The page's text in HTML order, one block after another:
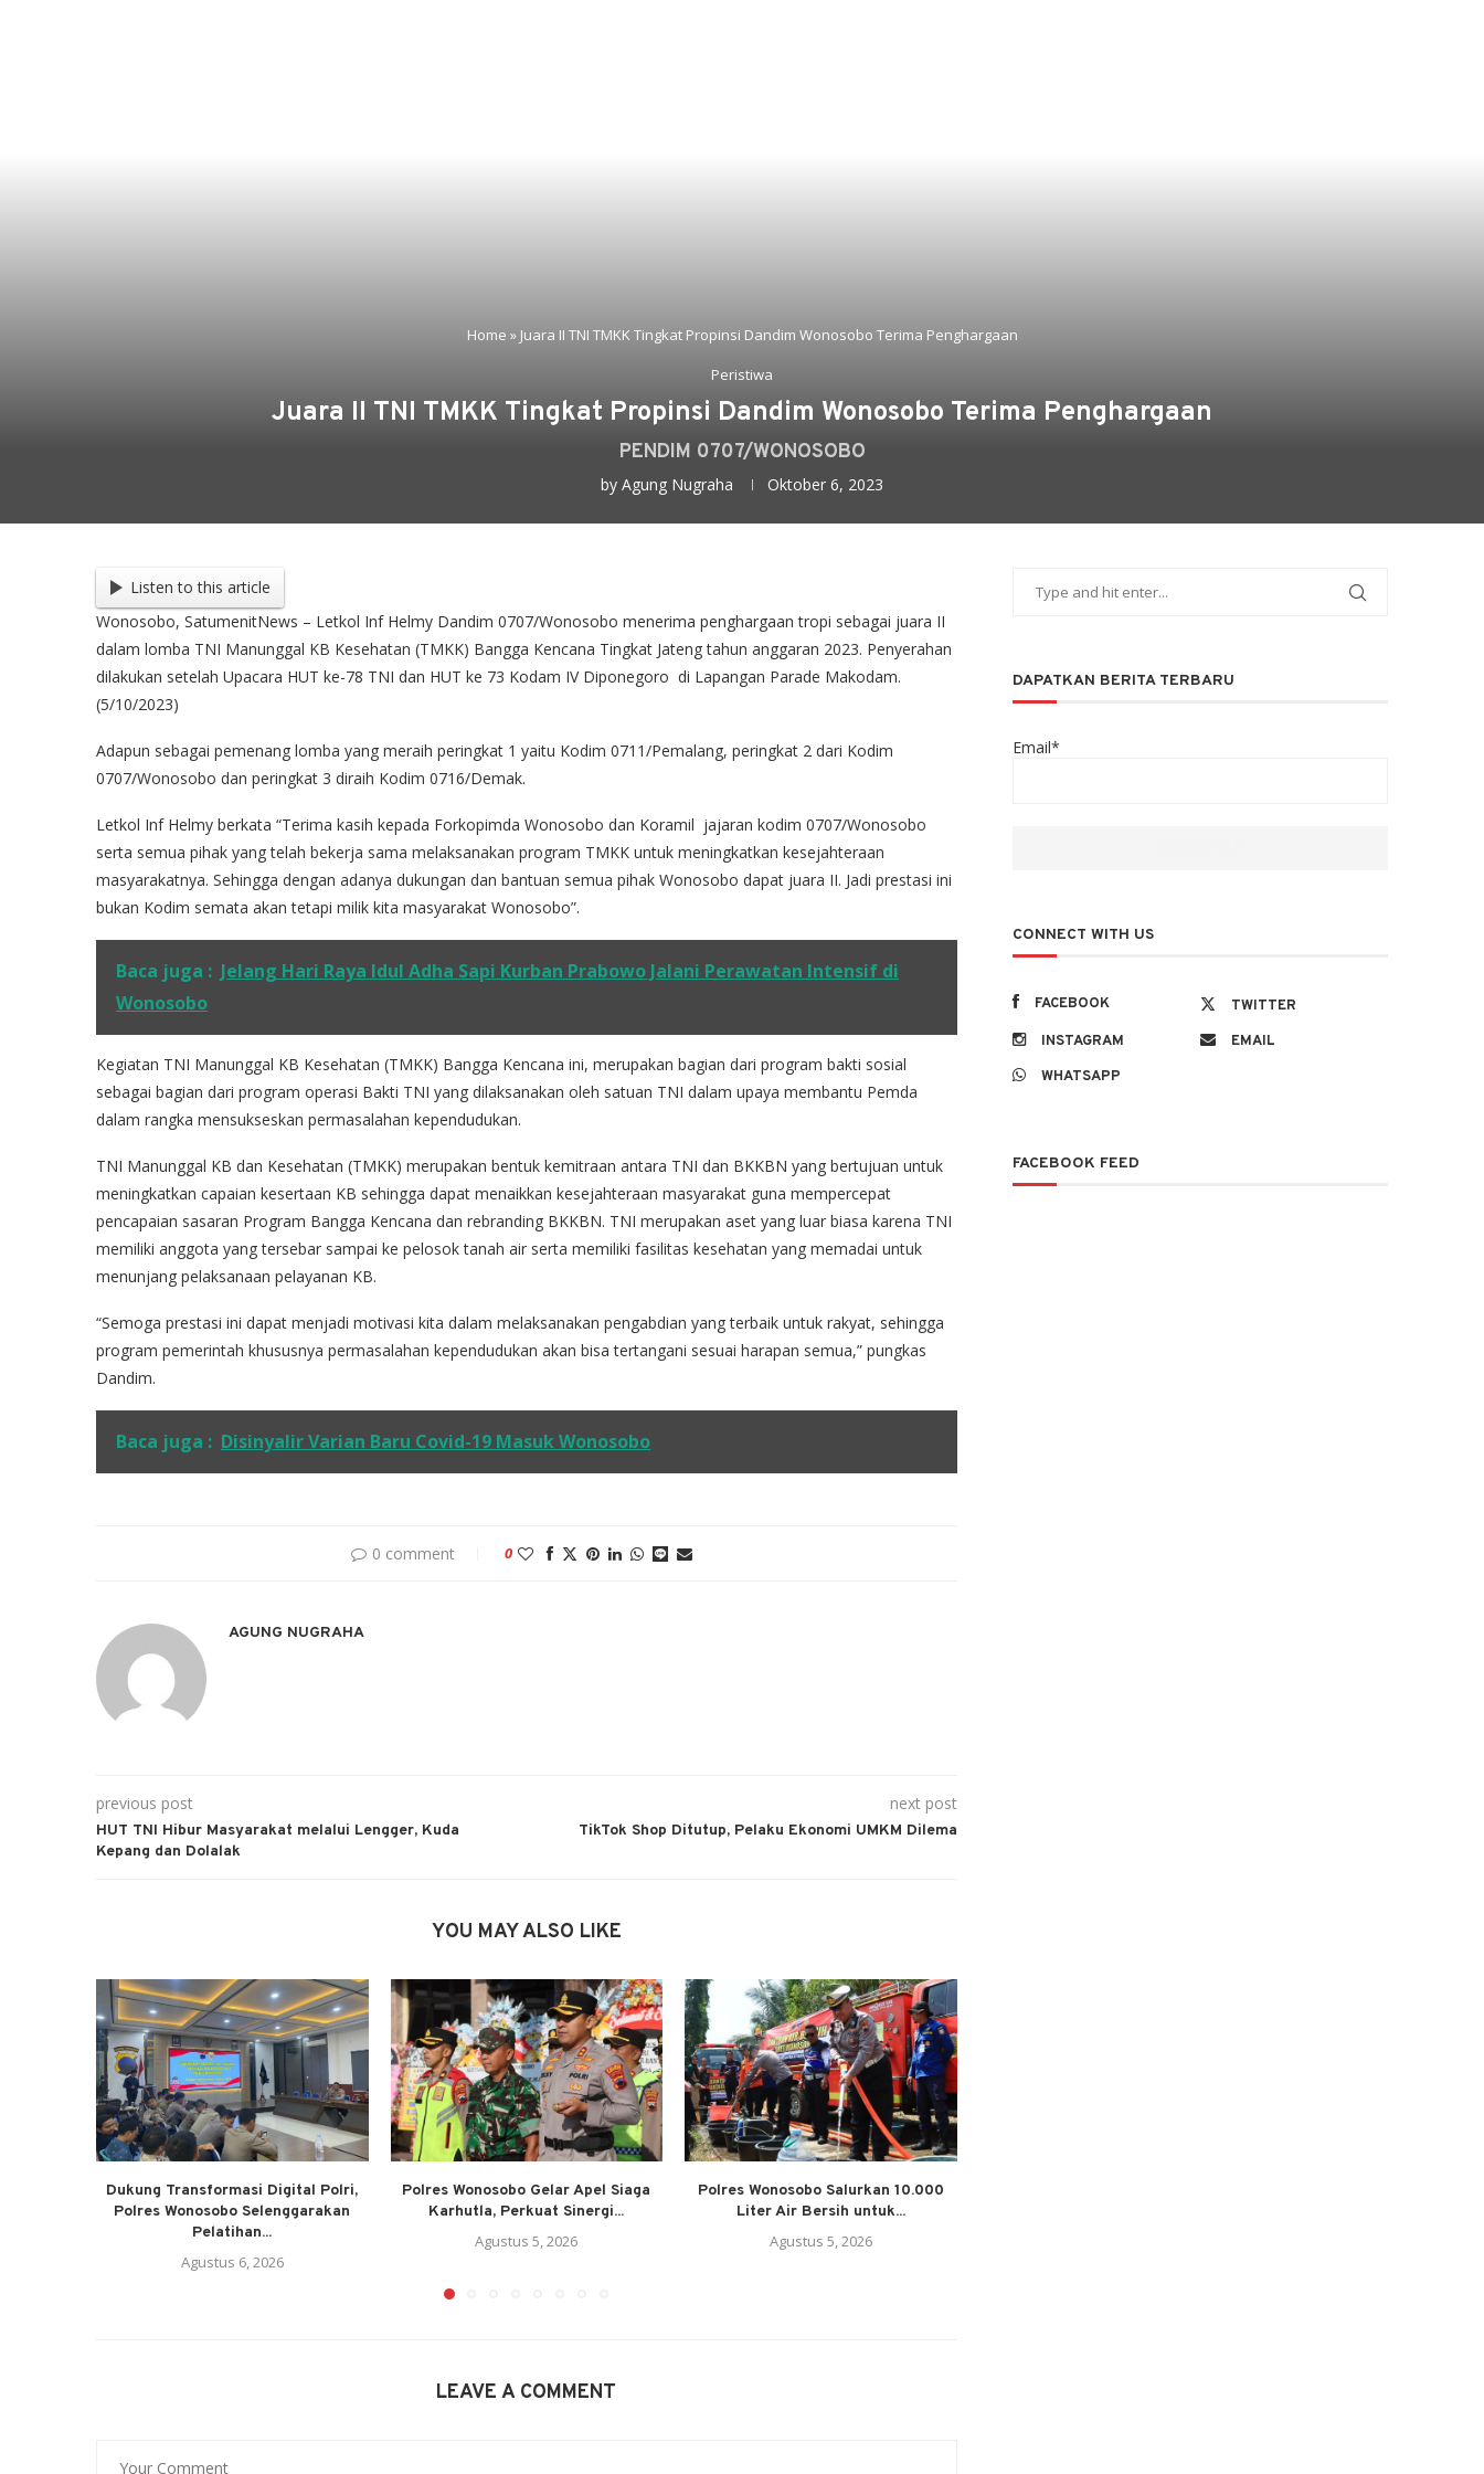
Home » Juara II TNI TMKK Tingkat Propinsi Dandim Wonosobo Terima Penghargaan
Peristiwa
Juara II TNI TMKK Tingkat Propinsi Dandim Wonosobo Terima Penghargaan
PENDIM 0707/WONOSOBO
by Agung Nugraha Oktober 6, 2023
Listen to this article
Wonosobo, SatumenitNews – Letkol Inf Helmy Dandim 0707/Wonosobo menerima penghargaan tropi sebagai juara II
dalam lomba TNI Manunggal KB Kesehatan (TMKK) Bangga Kencana Tingkat Jateng tahun anggaran 2023. Penyerahan
dilakukan setelah Upacara HUT ke-78 TNI dan HUT ke 73 Kodam IV Diponegoro di Lapangan Parade Makodam.
(5/10/2023)
Adapun sebagai pemenang lomba yang meraih peringkat 1 yaitu Kodim 0711/Pemalang, peringkat 2 dari Kodim
0707/Wonosobo dan peringkat 3 diraih Kodim 0716/Demak.
Letkol Inf Helmy berkata “Terima kasih kepada Forkopimda Wonosobo dan Koramil jajaran kodim 0707/Wonosobo
serta semua pihak yang telah bekerja sama melaksanakan program TMKK untuk meningkatkan kesejahteraan
masyarakatnya. Sehingga dengan adanya dukungan dan bantuan semua pihak Wonosobo dapat juara II. Jadi prestasi ini
bukan Kodim semata akan tetapi milik kita masyarakat Wonosobo”.
Baca juga : Jelang Hari Raya Idul Adha Sapi Kurban Prabowo Jalani Perawatan Intensif di
Wonosobo
Kegiatan TNI Manunggal KB Kesehatan (TMKK) Bangga Kencana ini, merupakan bagian dari program bakti sosial
sebagai bagian dari program operasi Bakti TNI yang dilaksanakan oleh satuan TNI dalam upaya membantu Pemda
dalam rangka mensukseskan permasalahan kependudukan.
TNI Manunggal KB dan Kesehatan (TMKK) merupakan bentuk kemitraan antara TNI dan BKKBN yang bertujuan untuk
meningkatkan capaian kesertaan KB sehingga dapat menaikkan kesejahteraan masyarakat guna mempercepat
pencapaian sasaran Program Bangga Kencana dan rebranding BKKBN. TNI merupakan aset yang luar biasa karena TNI
memiliki anggota yang tersebar sampai ke pelosok tanah air serta memiliki fasilitas kesehatan yang memadai untuk
menunjang pelaksanaan pelayanan KB.
“Semoga prestasi ini dapat menjadi motivasi kita dalam melaksanakan pengabdian yang terbaik untuk rakyat, sehingga
program pemerintah khususnya permasalahan kependudukan akan bisa tertangani sesuai harapan semua,” pungkas
Dandim.
Baca juga : Disinyalir Varian Baru Covid-19 Masuk Wonosobo
0 comment 0
AGUNG NUGRAHA
previous post
HUT TNI Hibur Masyarakat melalui Lengger, Kuda
Kepang dan Dolalak
next post
TikTok Shop Ditutup, Pelaku Ekonomi UMKM Dilema
YOU MAY ALSO LIKE
Dukung Transformasi Digital Polri,
Polres Wonosobo Selenggarakan
Pelatihan...
Agustus 6, 2026
Polres Wonosobo Gelar Apel Siaga
Karhutla, Perkuat Sinergi...
Agustus 5, 2026
Polres Wonosobo Salurkan 10.000
Liter Air Bersih untuk...
Agustus 5, 2026
LEAVE A COMMENT
DAPATKAN BERITA TERBARU
Email*
CONNECT WITH US
FACEBOOK
TWITTER
INSTAGRAM
EMAIL
WHATSAPP
FACEBOOK FEED